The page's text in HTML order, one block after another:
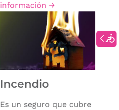
información →
Incendio
Es un seguro que cubre